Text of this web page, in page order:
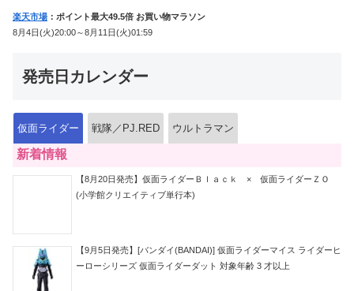
楽天市場 ：ポイント最大49.5倍 お買い物マラソン
8月4日(火)20:00～8月11日(火)01:59
発売日カレンダー
仮面ライダー 戦隊／PJ.RED ウルトラマン
新着情報
【8月20日発売】仮面ライダーＢｌａｃｋ × 仮面ライダーＺＯ
(小学館クリエイティブ単行本)
【9月5日発売】[バンダイ(BANDAI)] 仮面ライダーマイス ライダーヒ
ーローシリーズ 仮面ライダーダット 対象年齢 3 才以上